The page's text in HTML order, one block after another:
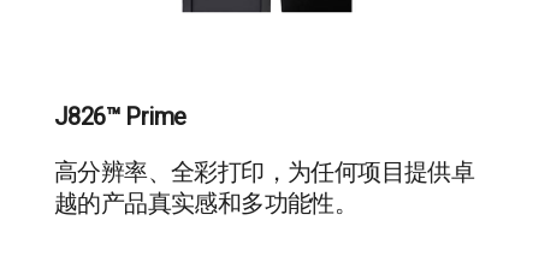
J826™ Prime
高分辨率、全彩打印，为任何项目提供卓
越的产品真实感和多功能性。